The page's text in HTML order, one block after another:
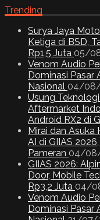
Trending
Surya Jaya
Ketiga di BSD,
Rp1,5 Juta 05/
Venom Audio
Dominasi
Nasional 04/
Usung
Aftermarket
Android RX2 di
Mirai dan Asuka
AI di GIIAS
Pameran 04/
GIIAS 2026:
Door, Mobile
Rp3,2 Juta 04/
Venom Audio
Dominasi